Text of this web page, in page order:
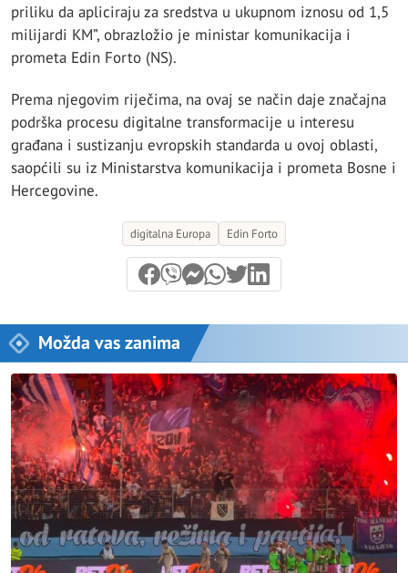
priliku da apliciraju za sredstva u ukupnom iznosu od 1,5
milijardi KM”, obrazložio je ministar komunikacija i
prometa Edin Forto (NS).
Prema njegovim riječima, na ovaj se način daje značajna
podrška procesu digitalne transformacije u interesu
građana i sustizanju evropskih standarda u ovoj oblasti,
saopćili su iz Ministarstva komunikacija i prometa Bosne i
Hercegovine.
digitalna Europa Edin Forto
Možda vas zanima